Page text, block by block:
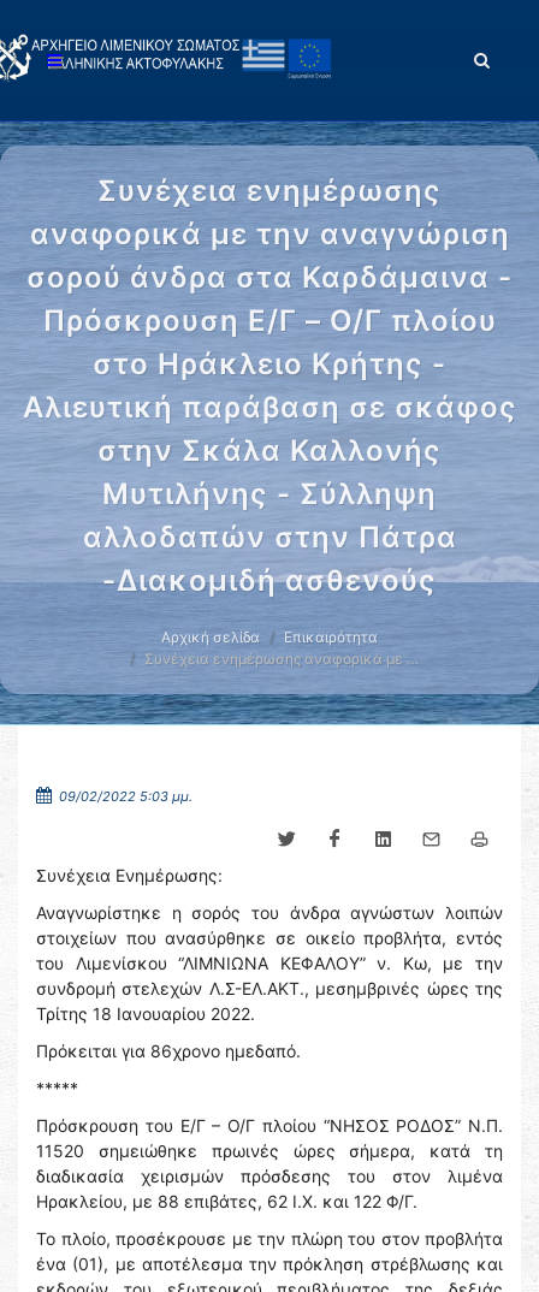
Συνέχεια ενημέρωσης
αναφορικά με την αναγνώριση
σορού άνδρα στα Καρδάμαινα -
Πρόσκρουση Ε/Γ – Ο/Γ πλοίου
στο Ηράκλειο Κρήτης -
Αλιευτική παράβαση σε σκάφος
στην Σκάλα Καλλονής
Μυτιλήνης - Σύλληψη
αλλοδαπών στην Πάτρα
-Διακομιδή ασθενούς
Αρχική σελίδα
Επικαιρότητα
Συνέχεια ενημέρωσης αναφορικά με …
09/02/2022 5:03 μμ.
Συνέχεια Ενημέρωσης:
Αναγνωρίστηκε η σορός του άνδρα αγνώστων λοιπών
στοιχείων που ανασύρθηκε σε οικείο προβλήτα, εντός
του Λιμενίσκου “ΛΙΜΝΙΩΝΑ ΚΕΦΑΛΟΥ” ν. Κω, με την
συνδρομή στελεχών Λ.Σ-ΕΛ.ΑΚΤ., μεσημβρινές ώρες της
Τρίτης 18 Ιανουαρίου 2022.
Πρόκειται για 86χρονο ημεδαπό.
*****
Πρόσκρουση του Ε/Γ – Ο/Γ πλοίου “ΝΗΣΟΣ ΡΟΔΟΣ” Ν.Π.
11520 σημειώθηκε πρωινές ώρες σήμερα, κατά τη
διαδικασία χειρισμών πρόσδεσης του στον λιμένα
Ηρακλείου, με 88 επιβάτες, 62 Ι.Χ. και 122 Φ/Γ.
Το πλοίο, προσέκρουσε με την πλώρη του στον προβλήτα
ένα (01), με αποτέλεσμα την πρόκληση στρέβλωσης και